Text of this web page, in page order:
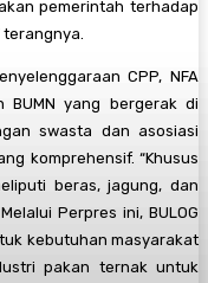
pemerintah terhadap
CPP, NFA
BUMN yang bergerak di
swasta dan asosiasi
komprehensif. “Khusus
beras, jagung, dan
Perpres ini, BULOG
kebutuhan masyarakat
pakan ternak untuk